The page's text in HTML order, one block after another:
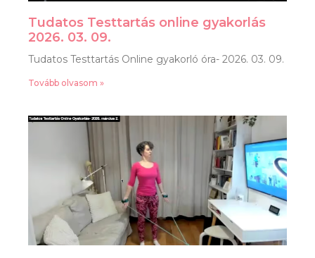
Tudatos Testtartás online gyakorlás
2026. 03. 09.
Tudatos Testtartás Online gyakorló óra- 2026. 03. 09.
Tovább olvasom »